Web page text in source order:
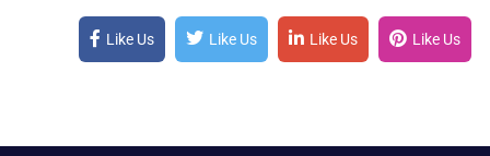
Like Us Like Us Like Us Like Us